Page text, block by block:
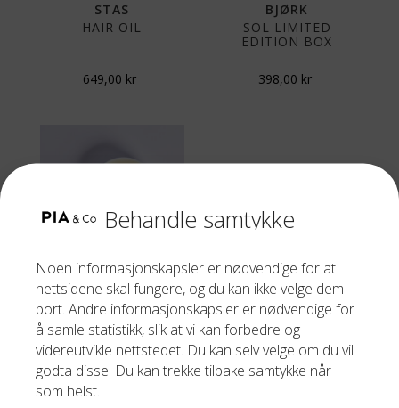
Behandle samtykke
Noen informasjonskapsler er nødvendige for at
nettsidene skal fungere, og du kan ikke velge dem
bort. Andre informasjonskapsler er nødvendige for
å samle statistikk, slik at vi kan forbedre og
videreutvikle nettstedet. Du kan selv velge om du vil
godta disse. Du kan trekke tilbake samtykke når
som helst.
STAS
HAIR OIL
649,00 kr
BJØRK
SOL LIMITED
EDITION BOX
398,00 kr
STAS
WORK OUT MASK
150 ML
649,00kr